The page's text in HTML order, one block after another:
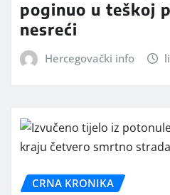
poginuo u teškoj
nesreći
Hercegovački info
CRNA KRONIKA